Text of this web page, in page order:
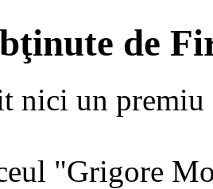
de
nici un premiu
"Grigore